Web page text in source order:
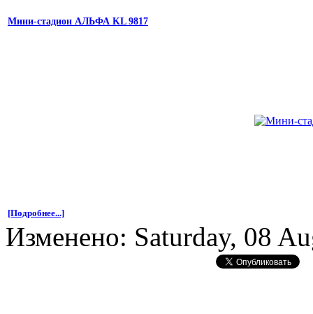
Мини-стадион АЛЬФА KL 9817
[Подробнее...]
Изменено: Saturday, 08